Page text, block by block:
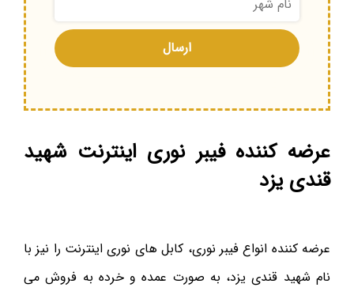
عرضه کننده فیبر نوری اینترنت شهید
قندی یزد
عرضه کننده انواع فیبر نوری، کابل های نوری اینترنت را نیز با
نام شهید قندی یزد، به صورت عمده و خرده به فروش می